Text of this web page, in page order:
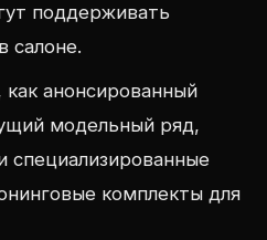
поддерживать
салоне.
анонсированный
модельный ряд,
специализированные
комплекты для